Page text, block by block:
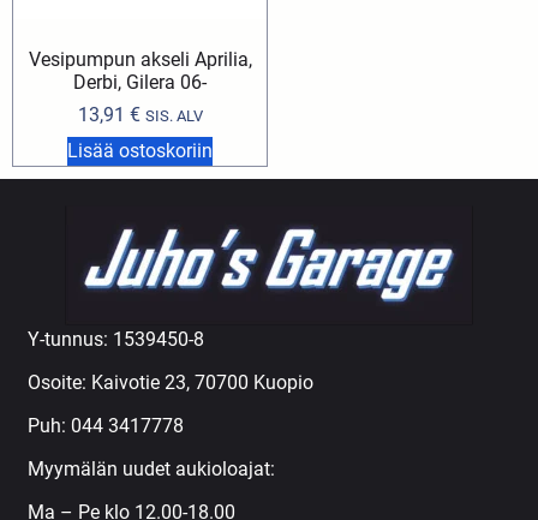
Vesipumpun akseli Aprilia,
Derbi, Gilera 06-
13,91 € SIS. ALV
Lisää ostoskoriin
Y-tunnus: 1539450-8
Osoite: Kaivotie 23, 70700 Kuopio
Puh: 044 3417778
Myymälän uudet aukioloajat:
Ma – Pe klo 12.00-18.00